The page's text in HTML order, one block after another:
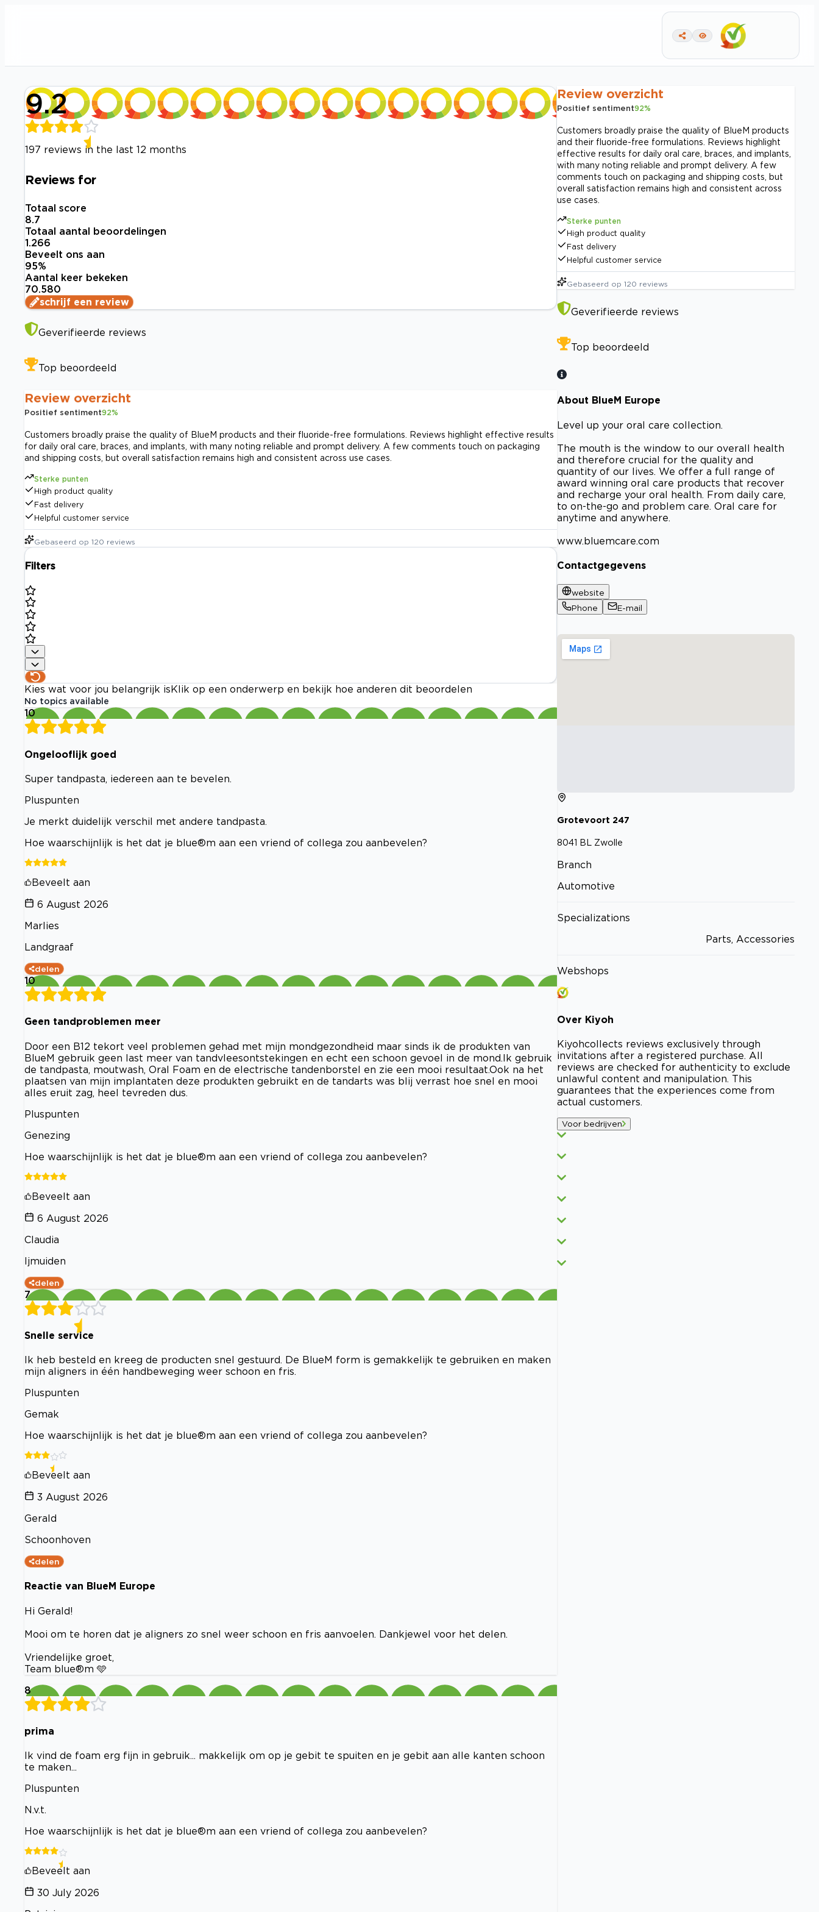
9.2
197 reviews in the last 12 months
Reviews for
Totaal score
8.7
Totaal aantal beoordelingen
1.266
Beveelt ons aan
95%
Aantal keer bekeken
70.580
schrijf een review
Geverifieerde reviews
Top beoordeeld
Review overzicht
Positief sentiment92%
Customers broadly praise the quality of BlueM products and their fluoride-free formulations. Reviews highlight effective results
for daily oral care, braces, and implants, with many noting reliable and prompt delivery. A few comments touch on packaging
and shipping costs, but overall satisfaction remains high and consistent across use cases.
Sterke punten
High product quality
Fast delivery
Helpful customer service
Gebaseerd op 120 reviews
Filters
Kies wat voor jou belangrijk is Klik op een onderwerp en bekijk hoe anderen dit beoordelen
No topics available
10
Ongelooflijk goed
Super tandpasta, iedereen aan te bevelen.
Pluspunten
Je merkt duidelijk verschil met andere tandpasta.
Hoe waarschijnlijk is het dat je blue®m aan een vriend of collega zou aanbevelen?
Beveelt aan
6 August 2026
Marlies
Landgraaf
delen
10
Geen tandproblemen meer
Door een B12 tekort veel problemen gehad met mijn mondgezondheid maar sinds ik de produkten van
BlueM gebruik geen last meer van tandvleesontstekingen en echt een schoon gevoel in de mond.Ik gebruik
de tandpasta, moutwash, Oral Foam en de electrische tandenborstel en zie een mooi resultaat.Ook na het
plaatsen van mijn implantaten deze produkten gebruikt en de tandarts was blij verrast hoe snel en mooi
alles eruit zag, heel tevreden dus.
Pluspunten
Genezing
Hoe waarschijnlijk is het dat je blue®m aan een vriend of collega zou aanbevelen?
Beveelt aan
6 August 2026
Claudia
Ijmuiden
delen
7
Snelle service
Ik heb besteld en kreeg de producten snel gestuurd. De BlueM form is gemakkelijk te gebruiken en maken
mijn aligners in één handbeweging weer schoon en fris.
Pluspunten
Gemak
Hoe waarschijnlijk is het dat je blue®m aan een vriend of collega zou aanbevelen?
Beveelt aan
3 August 2026
Gerald
Schoonhoven
delen
Reactie van BlueM Europe
Hi Gerald!
Mooi om te horen dat je aligners zo snel weer schoon en fris aanvoelen. Dankjewel voor het delen.
Vriendelijke groet,
Team blue®m 🩵
8
prima
Ik vind de foam erg fijn in gebruik... makkelijk om op je gebit te spuiten en je gebit aan alle kanten schoon
te maken...
Pluspunten
N.v.t.
Hoe waarschijnlijk is het dat je blue®m aan een vriend of collega zou aanbevelen?
Beveelt aan
30 July 2026
Review overzicht
Positief sentiment92%
Customers broadly praise the quality of BlueM products
and their fluoride-free formulations. Reviews highlight
effective results for daily oral care, braces, and implants,
with many noting reliable and prompt delivery. A few
comments touch on packaging and shipping costs, but
overall satisfaction remains high and consistent across
use cases.
Sterke punten
High product quality
Fast delivery
Helpful customer service
Gebaseerd op 120 reviews
Geverifieerde reviews
Top beoordeeld
About BlueM Europe
Level up your oral care collection.
The mouth is the window to our overall health
and therefore crucial for the quality and
quantity of our lives. We offer a full range of
award winning oral care products that recover
and recharge your oral health. From daily care,
to on-the-go and problem care. Oral care for
anytime and anywhere.
www.bluemcare.com
Contactgegevens
website
Phone
E-mail
Grotevoort 247
8041 BL Zwolle
Branch
Automotive
Specializations
Parts, Accessories
Webshops
Over Kiyoh
Kiyohcollects reviews exclusively through
invitations after a registered purchase. All
reviews are checked for authenticity to exclude
unlawful content and manipulation. This
guarantees that the experiences come from
actual customers.
Voor bedrijven